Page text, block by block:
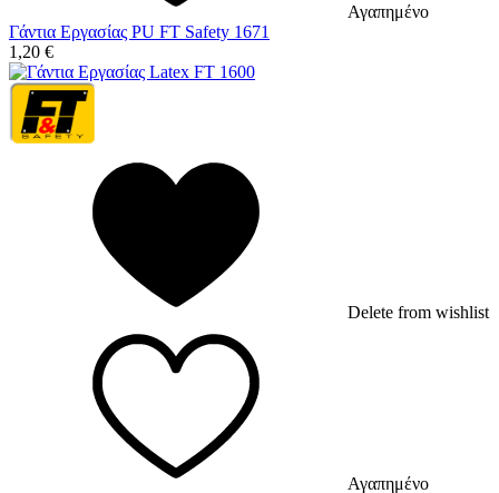
Αγαπημένο
Γάντια Εργασίας PU FT Safety 1671
1,20 €
Delete from wishlist
Αγαπημένο